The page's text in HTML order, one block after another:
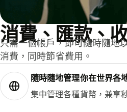
消費、匯款、
只需一個帳戶，即可隨時隨地
消費，同時節省費用。
隨時隨地管理你在世界各
集中管理各種貨幣，兼享